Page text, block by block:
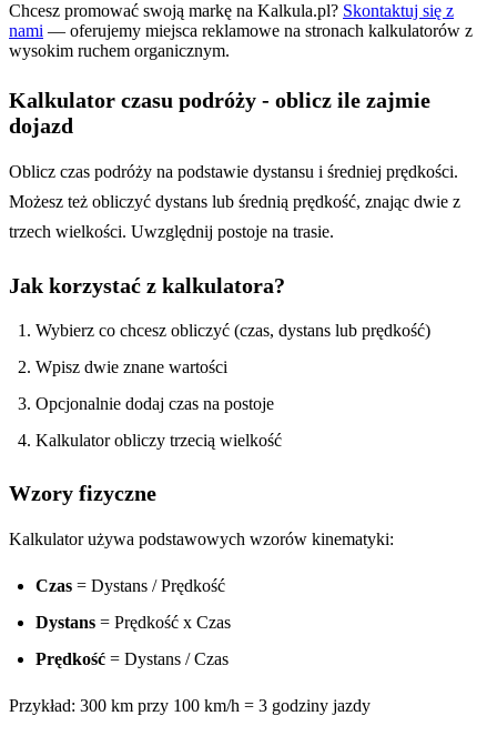
Chcesz promować swoją markę na Kalkula.pl? Skontaktuj się z
nami — oferujemy miejsca reklamowe na stronach kalkulatorów z
wysokim ruchem organicznym.
Kalkulator czasu podróży - oblicz ile zajmie
dojazd
Oblicz czas podróży na podstawie dystansu i średniej prędkości.
Możesz też obliczyć dystans lub średnią prędkość, znając dwie z
trzech wielkości. Uwzględnij postoje na trasie.
Jak korzystać z kalkulatora?
Wybierz co chcesz obliczyć (czas, dystans lub prędkość)
Wpisz dwie znane wartości
Opcjonalnie dodaj czas na postoje
Kalkulator obliczy trzecią wielkość
Wzory fizyczne
Kalkulator używa podstawowych wzorów kinematyki:
Czas = Dystans / Prędkość
Dystans = Prędkość x Czas
Prędkość = Dystans / Czas
Przykład: 300 km przy 100 km/h = 3 godziny jazdy